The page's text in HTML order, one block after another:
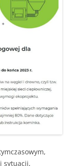
sytuacji,